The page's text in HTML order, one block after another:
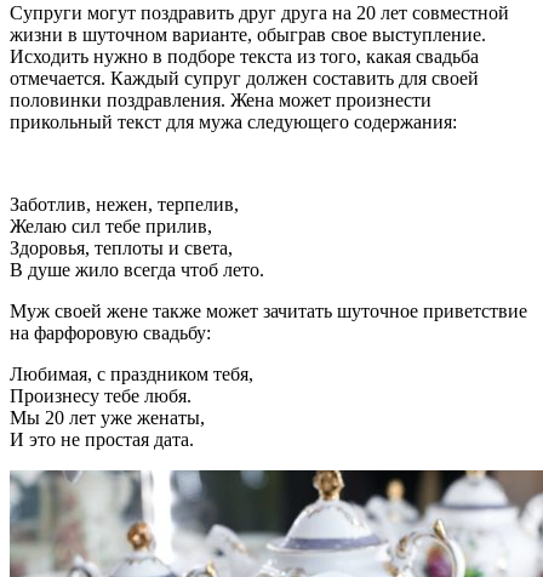
Супруги могут поздравить друг друга на 20 лет совместной
жизни в шуточном варианте, обыграв свое выступление.
Исходить нужно в подборе текста из того, какая свадьба
отмечается. Каждый супруг должен составить для своей
половинки поздравления. Жена может произнести
прикольный текст для мужа следующего содержания:
Заботлив, нежен, терпелив,
Желаю сил тебе прилив,
Здоровья, теплоты и света,
В душе жило всегда чтоб лето.
Муж своей жене также может зачитать шуточное приветствие
на фарфоровую свадьбу:
Любимая, с праздником тебя,
Произнесу тебе любя.
Мы 20 лет уже женаты,
И это не простая дата.